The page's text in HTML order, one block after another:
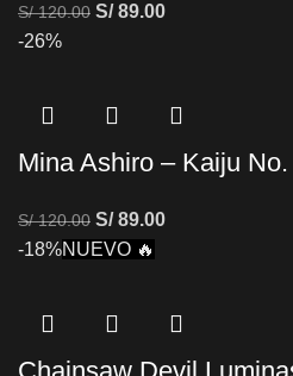
S/120.00 S/89.00
-26%
Mina Ashiro – Kaiju
S/120.00 S/89.00
-18%NUEVO 🔥